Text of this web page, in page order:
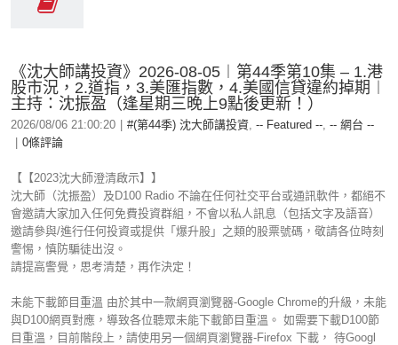
《沈大師講投資》2026-08-05︱第44季第10集 – 1.港
股市況，2.道指，3.美匯指數，4.美國信貸違約掉期︱
主持：沈振盈（逢星期三晚上9點後更新！）
2026/08/06 21:00:20 #(第44季) 沈大師講投資, -- Featured --, -- 網台 --
0條評論
【【2023沈大師澄清啟示】】
沈大師（沈振盈）及D100 Radio 不論在任何社交平台或通訊軟件，都絕不
會邀請大家加入任何免費投資群組，不會以私人訊息（包括文字及語音）
邀請參與/進行任何投資或提供「爆升股」之類的股票號碼，敬請各位時刻
警惕，慎防騙徒出沒。
請提高警覺，思考清楚，再作決定！
未能下載節目重溫 由於其中一款網頁瀏覽器-Google Chrome的升級，未能
與D100網頁對應，導致各位聽眾未能下載節目重溫。 如需要下載D100節
目重溫，目前階段上，請使用另一個網頁瀏覽器-Firefox 下載， 待Googl